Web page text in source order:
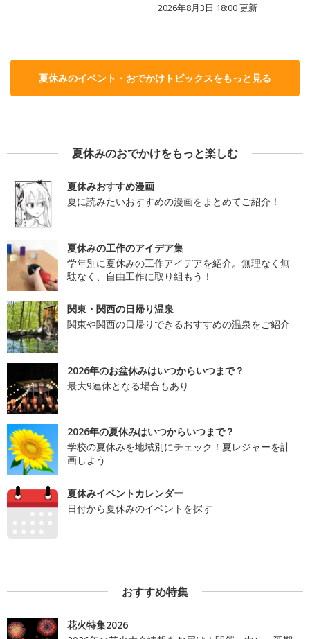
2026年8月3日 18:00更新
夏休みのイベント・おでかけトピックスをもっと見る
夏休みのおでかけをもっと楽しむ
夏休みおすすめ漫画
夏に読みたいおすすめの漫画をまとめてご紹介！
夏休みの工作のアイデア集
学年別に夏休みの工作アイデアを紹介。無理なく無
駄なく、自由工作に取り組もう！
関東・関西の日帰り温泉
関東や関西の日帰りできるおすすめの温泉をご紹介
2026年のお盆休みはいつからいつまで？
最大9連休となる場合もあり
2026年の夏休みはいつからいつまで？
学校の夏休みを地域別にチェック！夏レジャーを計
画しよう
夏休みイベントカレンダー
日付から夏休みのイベントを探す
おすすめ特集
花火特集2026